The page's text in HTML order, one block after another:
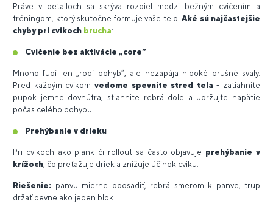
Práve v detailoch sa skrýva rozdiel medzi bežným cvičením a
tréningom, ktorý skutočne formuje vaše telo. Aké sú najčastejšie
chyby pri cvikoch brucha:
Cvičenie bez aktivácie „core“
Mnoho ľudí len „robí pohyb“, ale nezapája hlboké brušné svaly.
Pred každým cvikom vedome spevnite stred tela - zatiahnite
pupok jemne dovnútra, stiahnite rebrá dole a udržujte napätie
počas celého pohybu.
Prehýbanie v drieku
Pri cvikoch ako plank či rollout sa často objavuje prehýbanie v
krížoch , čo preťažuje driek a znižuje účinok cviku.
Riešenie: panvu mierne podsadiť, rebrá smerom k panve, trup
držať pevne ako jeden blok.